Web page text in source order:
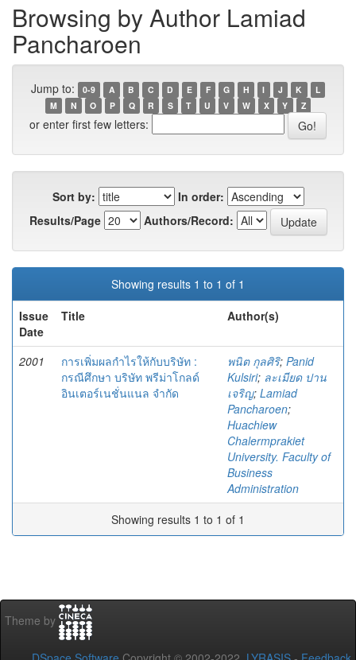
Browsing by Author Lamiad
Pancharoen
Jump to: 0-9 A B C D E F G H I J K
L
M
N O P Q R S T U V W X Y Z
or enter first few letters:
Sort by:
In order:
Results/Page
Authors/Record:
Showing results 1 to 1 of 1
Issue
Date
Title Author(s)
2001
การเพิ่มผลกำไรให้กับบริษัท :
กรณีศึกษา บริษัท พรีม่าโกลด์
อินเตอร์เนชั่นแนล จำกัด
พนิต กุลศิริ; Panid
Kulsiri; ละเมียด ปาน
เจริญ; Lamiad
Pancharoen;
Huachiew
Chalermprakiet
University. Faculty of
Business
Administration
Showing results 1 to 1 of 1
Theme by